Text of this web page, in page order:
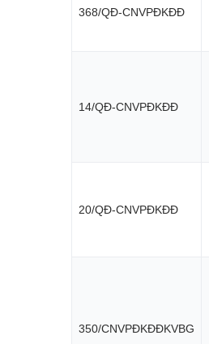
Nông nghiệp thông minh
368/QĐ-CNVPĐKĐĐ
14/QĐ-CNVPĐKĐĐ
20/QĐ-CNVPĐKĐĐ
350/CNVPĐKĐĐKVBG